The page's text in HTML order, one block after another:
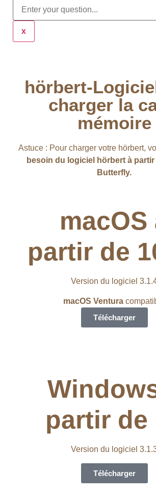
x
hörbert-
charger la
mémoire
Astuce : Pour charger votre hörbert,
besoin du logiciel hörbert à
Butterfly.
macOS
partir de
Version du logiciel
macOS Ventura
Télécharger
partir de
Version du logiciel
Télécharger